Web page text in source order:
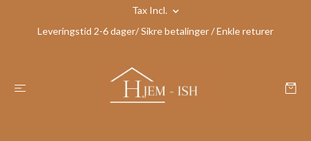
Tax Incl.
Leveringstid 2-6 dager/ Sikre betalinger / Enkle returer